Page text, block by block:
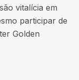
vitalícia em
participar de
Golden